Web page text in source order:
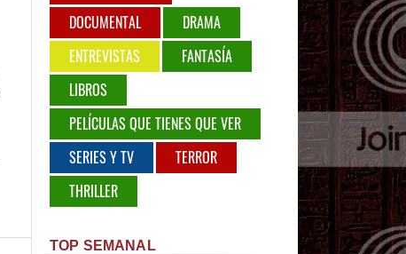
DOCUMENTAL
DRAMA
ENTREVISTAS
FANTASÍA
LIBROS
PELÍCULAS QUE TIENES QUE VER
SERIES Y TV
TERROR
THRILLER
TOP SEMANAL